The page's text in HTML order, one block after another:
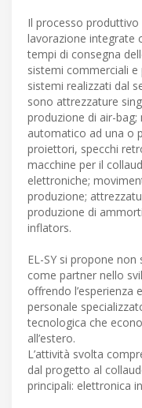
Il processo
lavorazione integrate
tempi di consegna
sistemi commerciali
sistemi realizzati dal
sono attrezzature
produzione di air-
automatico ad una o
proiettori, specchi
macchine per il
elettroniche;
produzione;
produzione di
inflators.
EL-SY si propone
come partner nello
offrendo l’esperienza
personale
tecnologica che
all’estero.
L’attività svolta
dal progetto al
principali: elettronica